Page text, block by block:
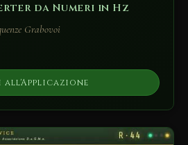
da Numeri in Hz
Grabovoi
all'Applicazione